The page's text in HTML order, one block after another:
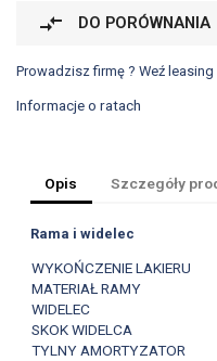
compare_arrows DO PORÓWNANIA
Prowadzisz firmę ? Weź leasing
Informacje o ratach
Opis Szczegóły
Rama i widelec
WYKOŃCZENIE LAKIERU
MATERIAŁ RAMY
WIDELEC
SKOK WIDELCA
TYLNY AMORTYZATOR